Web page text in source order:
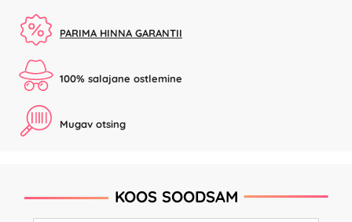
PARIMA HINNA GARANTII
100% salajane ostlemine
Mugav otsing
KOOS SOODSAM